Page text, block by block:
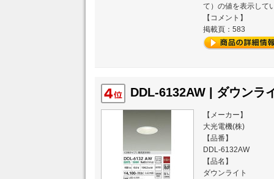
て）の値を表示して
【コメント】
掲載頁：583
DDL-6132AW | ダウンラ
【メーカー】
大光電機(株)
【品番】
DDL-6132AW
【品名】
ダウンライト